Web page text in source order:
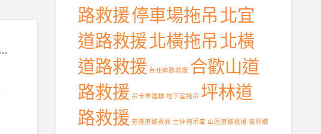
路救援停車場拖吊 北宜
道路救援北橫拖吊 北橫
道路救援 台北道路救援 合歡山道
路救援 吊卡車運輸 地下室拖吊 坪林道
路救援 基隆道路救救 士林拖吊車 山區道路救援 復興鄉